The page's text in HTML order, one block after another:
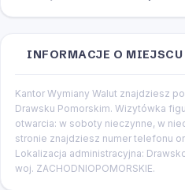
INFORMACJE O MIEJSCU
Kantor Wymiany Walut znajdziesz
Drawsku Pomorskim. Wizytówka
otwarcia: w soboty nieczynne, w
stronie znajdziesz numer telefonu
Lokalizacja administracyjna:
woj. ZACHODNIOPOMORSKIE.